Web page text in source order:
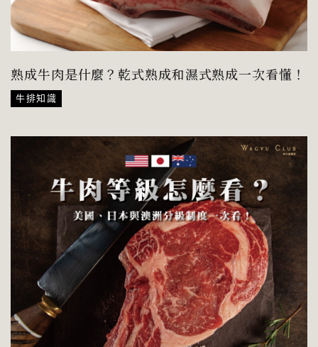
牛排知識
熟成牛肉是什麼？乾式熟成和濕式熟成一次看懂！